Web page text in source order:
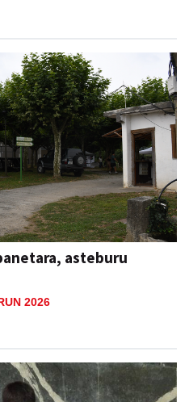
asteburu
2026